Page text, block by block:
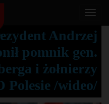
T
g
g
e
n
a
Andrzej
pomnik gen.
i żołnierzy
Polesie /wideo/